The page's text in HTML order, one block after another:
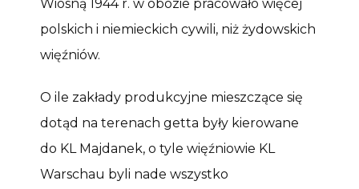
Wiosną 1944 r. w obozie pracowało więcej
polskich i niemieckich cywili, niż żydowskich
więźniów.
O ile zakłady produkcyjne mieszczące się
dotąd na terenach getta były kierowane
do KL Majdanek, o tyle więźniowie KL
Warschau byli nade wszystko